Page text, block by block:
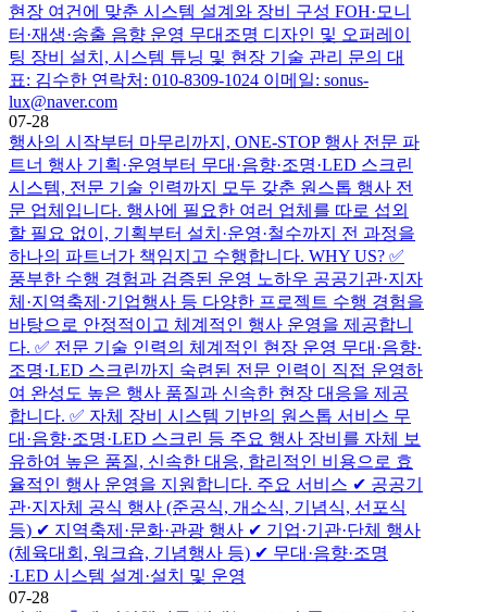
현장 여건에 맞춘 시스템 설계와 장비 구성 FOH·모니
터·재생·송출 음향 운영 무대조명 디자인 및 오퍼레이
팅 장비 설치, 시스템 튜닝 및 현장 기술 관리 문의 대
표: 김수한 연락처: 010-8309-1024 이메일: sonus-
lux@naver.com
07-28
행사의 시작부터 마무리까지, ONE-STOP 행사 전문 파
트너 행사 기획·운영부터 무대·음향·조명·LED 스크린
시스템, 전문 기술 인력까지 모두 갖춘 원스톱 행사 전
문 업체입니다. 행사에 필요한 여러 업체를 따로 섭외
할 필요 없이, 기획부터 설치·운영·철수까지 전 과정을
하나의 파트너가 책임지고 수행합니다. WHY US? ✅
풍부한 수행 경험과 검증된 운영 노하우 공공기관·지자
체·지역축제·기업행사 등 다양한 프로젝트 수행 경험을
바탕으로 안정적이고 체계적인 행사 운영을 제공합니
다. ✅ 전문 기술 인력의 체계적인 현장 운영 무대·음향·
조명·LED 스크린까지 숙련된 전문 인력이 직접 운영하
여 완성도 높은 행사 품질과 신속한 현장 대응을 제공
합니다. ✅ 자체 장비 시스템 기반의 원스톱 서비스 무
대·음향·조명·LED 스크린 등 주요 행사 장비를 자체 보
유하여 높은 품질, 신속한 대응, 합리적인 비용으로 효
율적인 행사 운영을 지원합니다. 주요 서비스 ✔ 공공기
관·지자체 공식 행사 (준공식, 개소식, 기념식, 선포식
등) ✔ 지역축제·문화·관광 행사 ✔ 기업·기관·단체 행사
(체육대회, 워크숍, 기념행사 등) ✔ 무대·음향·조명
·LED 시스템 설계·설치 및 운영
07-28